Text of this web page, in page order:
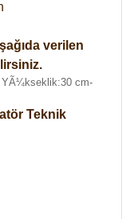
verilen
Teknik